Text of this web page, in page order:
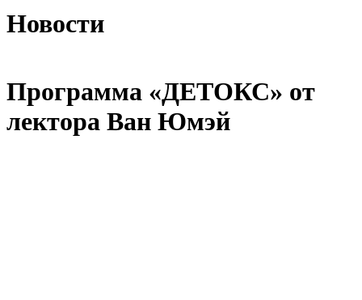
Новости
Программа «ДЕТОКС» от
лектора Ван Юмэй